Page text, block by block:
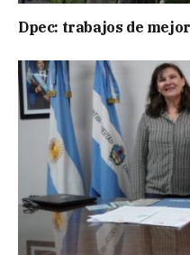
Dpec: trabajos de